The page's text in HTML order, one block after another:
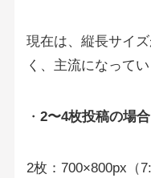
現在は、縦長サイ
く、主流になってい
・ 2〜4枚投稿の場合
2枚：700×800px（